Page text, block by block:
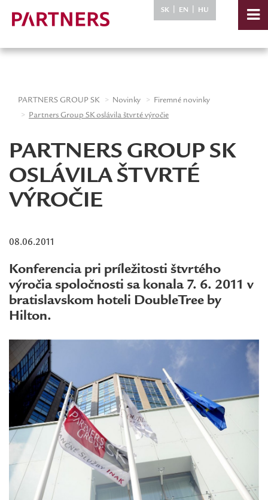
SK EN HU
PARTNERS GROUP SK Novinky
Firemné novinky
Partners Group SK oslávila štvrté výročie
PARTNERS GROUP SK
OSLÁVILA ŠTVRTÉ
VÝROČIE
08.06.2011
Konferencia pri príležitosti štvrtého
výročia spoločnosti sa konala 7. 6. 2011 v
bratislavskom hoteli DoubleTree by
Hilton.